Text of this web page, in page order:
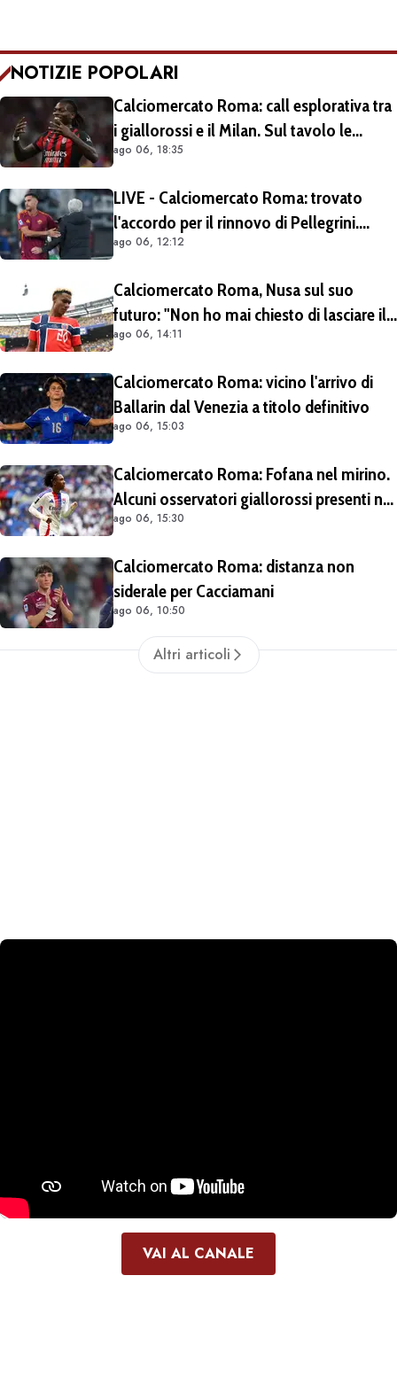
NOTIZIE POPOLARI
Calciomercato Roma: call esplorativa tra
i giallorossi e il Milan. Sul tavolo le
situazioni di Leao e Soulé
ago 06, 18:35
LIVE - Calciomercato Roma: trovato
l'accordo per il rinnovo di Pellegrini.
Prolungamento di un solo anno
ago 06, 12:12
Calciomercato Roma, Nusa sul suo
futuro: "Non ho mai chiesto di lasciare il
Lipsia". Giallorossi ancora al lavoro
ago 06, 14:11
Calciomercato Roma: vicino l'arrivo di
Ballarin dal Venezia a titolo definitivo
ago 06, 15:03
Calciomercato Roma: Fofana nel mirino.
Alcuni osservatori giallorossi presenti nel
match di Champions con il Lione
ago 06, 15:30
Calciomercato Roma: distanza non
siderale per Cacciamani
ago 06, 10:50
Altri articoli
VAI AL CANALE